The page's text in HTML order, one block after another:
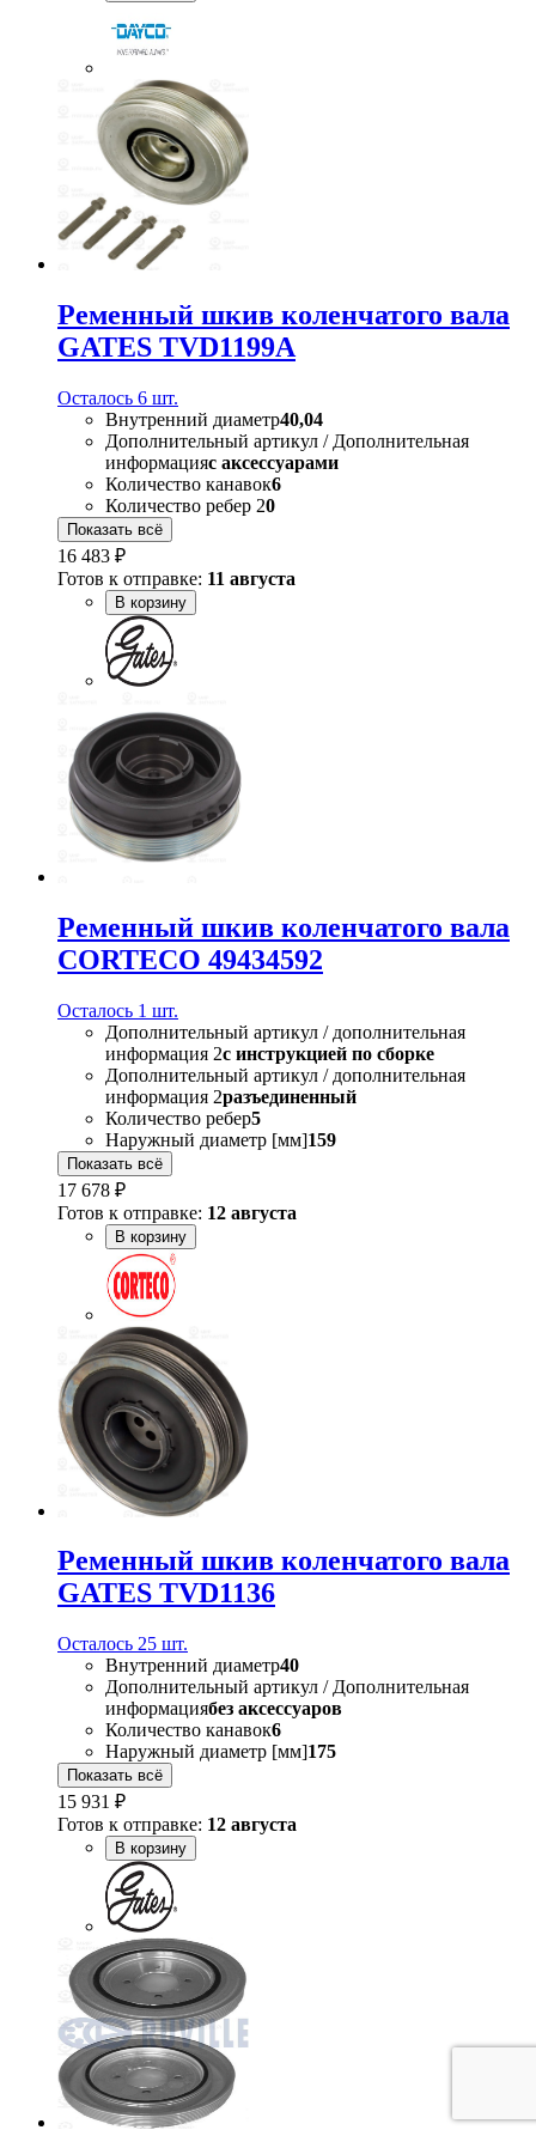
Ременный шкив коленчатого вала
GATES TVD1199A
Осталось 6 шт.
Внутренний диаметр40,04
Дополнительный артикул / Дополнительная
информацияс аксессуарами
Количество канавок6
Количество ребер 20
Показать всё
16 483 ₽
Готов к отправке: 11 августа
В корзину
Ременный шкив коленчатого вала
CORTECO 49434592
Осталось 1 шт.
Дополнительный артикул / дополнительная
информация 2с инструкцией по сборке
Дополнительный артикул / дополнительная
информация 2разъединенный
Количество ребер5
Наружный диаметр [мм]159
Показать всё
17 678 ₽
Готов к отправке: 12 августа
В корзину
Ременный шкив коленчатого вала
GATES TVD1136
Осталось 25 шт.
Внутренний диаметр40
Дополнительный артикул / Дополнительная
информациябез аксессуаров
Количество канавок6
Наружный диаметр [мм]175
Показать всё
15 931 ₽
Готов к отправке: 12 августа
В корзину